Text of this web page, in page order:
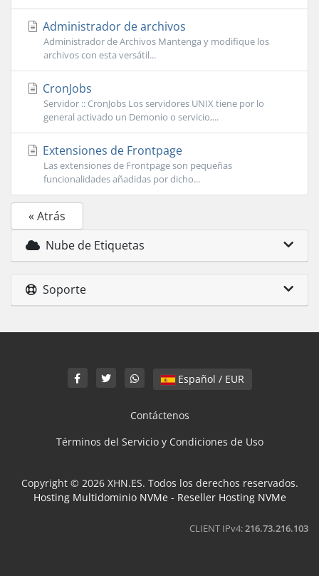
Administrador de archivos
Administrador de Archivos Mantenga y modifique los
archivos con esta versátil...
CronJobs
Servidor :: CronJobs Los servidores UNIX tiene por lo
general activado un Demonio o servicio,...
Extensiones de Frontpage
Las extensiones de Frontpage son pequeñas
funcionalidades añadidas por dicho...
« Atrás
Nube de Etiquetas
Soporte
Español / EUR
Contáctenos
Términos del Servicio y Condiciones de Uso
Copyright © 2026 XHN.ES. Todos los derechos reservados.
Hosting Multidominio NVMe- Reseller Hosting NVMe
CLIENT IPv4:216.73.216.103